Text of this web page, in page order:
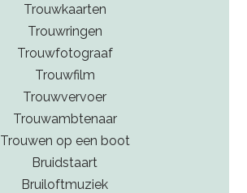
Trouwkaarten
Trouwringen
Trouwfotograaf
Trouwfilm
Trouwvervoer
Trouwambtenaar
Trouwen op een boot
Bruidstaart
Bruiloftmuziek